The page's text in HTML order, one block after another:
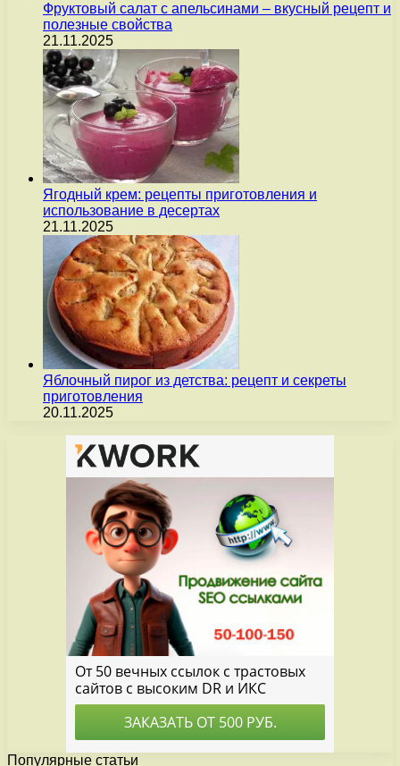
Фруктовый салат с апельсинами – вкусный рецепт и
полезные свойства
21.11.2025
Ягодный крем: рецепты приготовления и
использование в десертах
21.11.2025
Яблочный пирог из детства: рецепт и секреты
приготовления
20.11.2025
Популярные статьи